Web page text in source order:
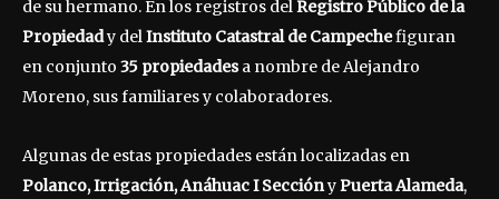
de su hermano. En los registros delRegistro Público de la
Propiedady delInstituto Catastral de Campechefiguran
en conjunto 35 propiedadesa nombre de Alejandro
Moreno, sus familiares y colaboradores.
Algunas de estas propiedades están localizadas en
Polanco, Irrigación, Anáhuac I SecciónyPuerta Alameda,